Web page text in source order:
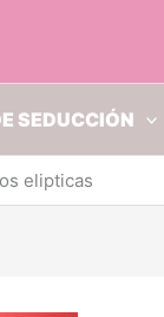
SEDUCCIÓN
elipticas